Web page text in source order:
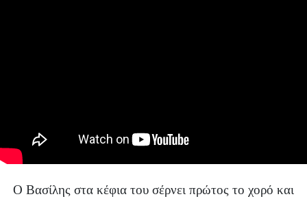
Ο Βασίλης στα κέφια του σέρνει πρώτος το χορό και